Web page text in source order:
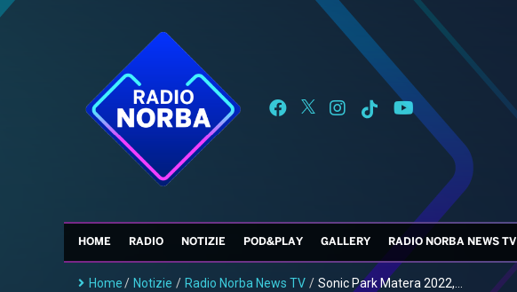
HOME RADIO NOTIZIE POD&PLAY GALLERY RADIO NORBA NEWS TV
Home/ Notizie / Radio Norba News TV / Sonic Park Matera 2022,...